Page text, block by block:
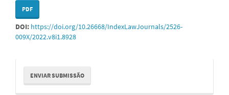
PDF
DOI: https://doi.org/10.26668/IndexLawJournals/2526-
009X/2022.v8i1.8928
Enviar
Submissão
ENVIAR SUBMISSÃO